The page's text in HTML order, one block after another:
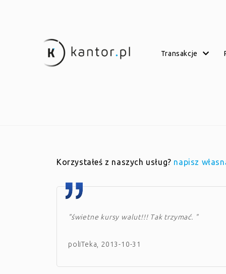
transakcje
Korzystałeś z naszych usług? napisz
"świetne kursy walut!!! Tak trzymać. "
poliTeka, 2013-10-31